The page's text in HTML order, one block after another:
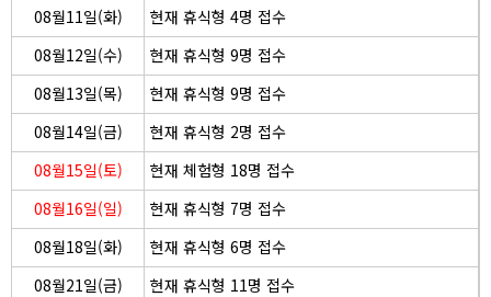
08월11일(화)
현재 휴식형 4명 접수
08월12일(수)
현재 휴식형 9명 접수
08월13일(목)
현재 휴식형 9명 접수
08월14일(금)
현재 휴식형 2명 접수
08월15일(토)
현재 체험형 18명 접수
08월16일(일)
현재 휴식형 7명 접수
08월18일(화)
현재 휴식형 6명 접수
08월21일(금)
현재 휴식형 11명 접수